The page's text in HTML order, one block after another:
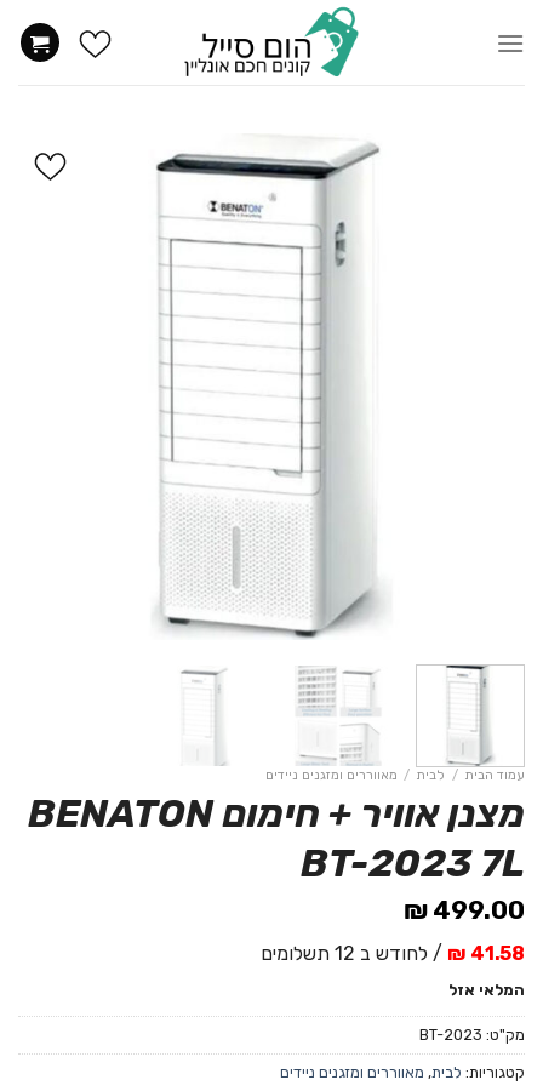
עמוד הבית / לבית / מאווררים ומזגנים ניידים
מצנן אוויר + חימום BENATON
BT-2023 7L
499.00
₪
41.58 ₪ / לחודש ב 12 תשלומים
המלאי אזל
מק"ט: BT-2023
קטגוריות: לבית, מאווררים ומזגנים ניידים